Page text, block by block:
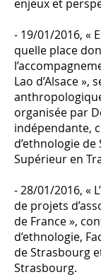
enjeux et
- 19/01/2016, «
quelle place
Lao d’Alsace
organisée par
indépendante,
d’ethnologie
Supérieur en
- 28/01/2016, «
de projets
de France »,
d’ethnologie,
de Strasbourg
Strasbourg.